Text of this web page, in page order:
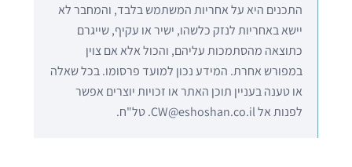
התכנים היא על אחריות המשתמש בלבד, והמחבר לא
יישא באחריות לנזק כלשהו, ישיר או עקיף, שייגרם
כתוצאה מהסתמכות עליהם, והכול אלא אם צוין
במפורש אחרת. המידע נכון למועד פרסומו. בכל שאלה
או טענה בעניין תוכן האתר או זכויות יוצרים אפשר
לפנות אל CW@eshoshan.co.il. טל"ח.